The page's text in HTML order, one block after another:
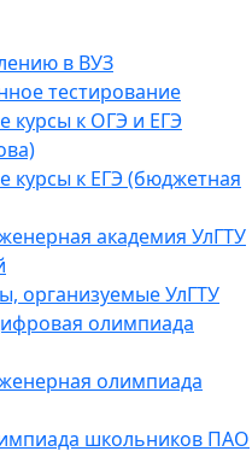
в ВУЗ
тестирование
курсы к ОГЭ и ЕГЭ
курсы к ЕГЭ (бюджетная
академия УлГТУ
организуемые УлГТУ
олимпиада
олимпиада
школьников ПАО